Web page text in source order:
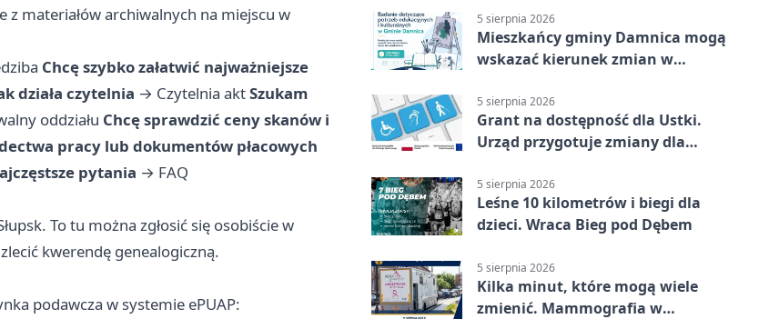
materiałów archiwalnych na miejscu w
Chcę szybko załatwić najważniejsze
działa czytelnia → Czytelnia aktSzukam
oddziału Chcę sprawdzić ceny skanów i
pracy lub dokumentów płacowych
pytania → FAQ
To tu można zgłosić się osobiście w
kwerendę genealogiczną.
podawcza w systemie ePUAP:
5 sierpnia 2026
Mieszkańcy gminy Damnica mogą
wskazać kierunek zmian w
5 sierpnia 2026
Grant na dostępność dla Ustki.
Urząd przygotuje zmiany dla
5 sierpnia 2026
Leśne 10 kilometrów i biegi dla
dzieci. Wraca Bieg pod Dębem
5 sierpnia 2026
Kilka minut, które mogą wiele
zmienić. Mammografia w